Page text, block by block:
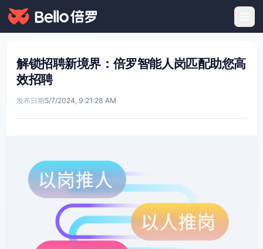
解锁招聘新境界：倍罗智能人岗匹配助您高
效招聘
发布日期5/7/2024, 9:21:28 AM